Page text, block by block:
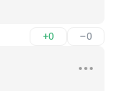
+0 –0